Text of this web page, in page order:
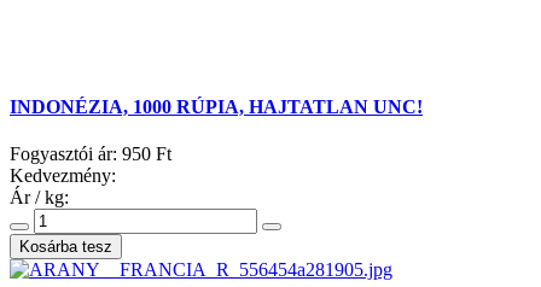
INDONÉZIA, 1000 RÚPIA, HAJTATLAN UNC!
Fogyasztói ár: 950 Ft
Kedvezmény:
Ár / kg: